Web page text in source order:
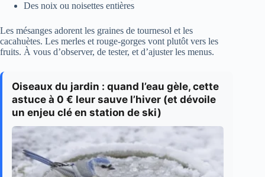
Des noix ou noisettes entières
Les mésanges adorent les graines de tournesol et les
cacahuètes. Les merles et rouge-gorges vont plutôt vers les
fruits. À vous d’observer, de tester, et d’ajuster les menus.
Oiseaux du jardin : quand l’eau gèle, cette
astuce à 0 € leur sauve l’hiver (et dévoile
un enjeu clé en station de ski)